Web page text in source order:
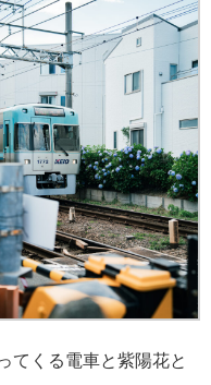
てくる電車と紫陽花と